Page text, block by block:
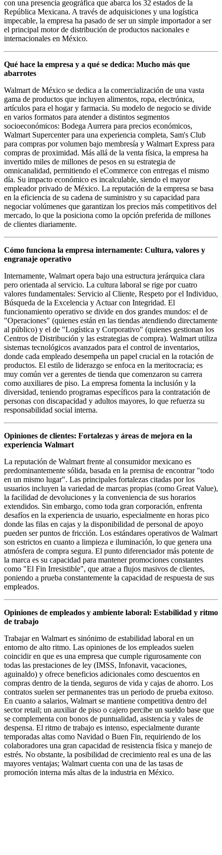
con una presencia geográfica que abarca los 32 estados de la
República Mexicana. A través de adquisiciones y una logística
impecable, la empresa ha pasado de ser un simple importador a ser
el principal motor de distribución de productos nacionales e
internacionales en México.
Qué hace la empresa y a qué se dedica: Mucho más que
abarrotes
Walmart de México se dedica a la comercialización de una vasta
gama de productos que incluyen alimentos, ropa, electrónica,
artículos para el hogar y farmacia. Su modelo de negocio se divide
en varios formatos para atender a distintos segmentos
socioeconómicos: Bodega Aurrera para precios económicos,
Walmart Supercenter para una experiencia completa, Sam's Club
para compras por volumen bajo membresía y Walmart Express para
compras de proximidad. Más allá de la venta física, la empresa ha
invertido miles de millones de pesos en su estrategia de
omnicanalidad, permitiendo el eCommerce con entregas el mismo
día. Su impacto económico es incalculable, siendo el mayor
empleador privado de México. La reputación de la empresa se basa
en la eficiencia de su cadena de suministro y su capacidad para
negociar volúmenes que garantizan los precios más competitivos del
mercado, lo que la posiciona como la opción preferida de millones
de clientes diariamente.
Cómo funciona la empresa internamente: Cultura, valores y
engranaje operativo
Internamente, Walmart opera bajo una estructura jerárquica clara
pero orientada al servicio. La cultura laboral se rige por cuatro
valores fundamentales: Servicio al Cliente, Respeto por el Individuo,
Búsqueda de la Excelencia y Actuar con Integridad. El
funcionamiento operativo se divide en dos grandes mundos: el de
"Operaciones" (quienes están en las tiendas atendiendo directamente
al público) y el de "Logística y Corporativo" (quienes gestionan los
Centros de Distribución y las estrategias de compra). Walmart utiliza
sistemas tecnológicos avanzados para el control de inventarios,
donde cada empleado desempeña un papel crucial en la rotación de
productos. El estilo de liderazgo se enfoca en la meritocracia; es
muy común ver a gerentes de tienda que comenzaron su carrera
como auxiliares de piso. La empresa fomenta la inclusión y la
diversidad, teniendo programas específicos para la contratación de
personas con discapacidad y adultos mayores, lo que refuerza su
responsabilidad social interna.
Opiniones de clientes: Fortalezas y áreas de mejora en la
experiencia Walmart
La reputación de Walmart frente al consumidor mexicano es
predominantemente sólida, basada en la premisa de encontrar "todo
en un mismo lugar". Las principales fortalezas citadas por los
usuarios incluyen la variedad de marcas propias (como Great Value),
la facilidad de devoluciones y la conveniencia de sus horarios
extendidos. Sin embargo, como toda gran corporación, enfrenta
desafíos en la experiencia de usuario, especialmente en horas pico
donde las filas en cajas y la disponibilidad de personal de apoyo
pueden ser puntos de fricción. Los estándares operativos de Walmart
son estrictos en cuanto a limpieza e iluminación, lo que genera una
atmósfera de compra segura. El punto diferenciador más potente de
la marca es su capacidad para mantener promociones constantes
como "El Fin Irresistible", que atrae a flujos masivos de clientes,
poniendo a prueba constantemente la capacidad de respuesta de sus
empleados.
Opiniones de empleados y ambiente laboral: Estabilidad y ritmo
de trabajo
Trabajar en Walmart es sinónimo de estabilidad laboral en un
entorno de alto ritmo. Las opiniones de los empleados suelen
coincidir en que es una empresa que cumple rigurosamente con
todas las prestaciones de ley (IMSS, Infonavit, vacaciones,
aguinaldo) y ofrece beneficios adicionales como descuentos en
compras dentro de la tienda, seguros de vida y cajas de ahorro. Los
contratos suelen ser permanentes tras un periodo de prueba exitoso.
En cuanto a salarios, Walmart se mantiene competitiva dentro del
sector retail; un auxiliar de piso o cajero percibe un sueldo base que
se complementa con bonos de puntualidad, asistencia y vales de
despensa. El ritmo de trabajo es intenso, especialmente durante
temporadas altas como Navidad o Buen Fin, requiriendo de los
colaboradores una gran capacidad de resistencia física y manejo de
estrés. No obstante, la posibilidad de crecimiento real es una de las
mayores ventajas; Walmart cuenta con una de las tasas de
promoción interna más altas de la industria en México.